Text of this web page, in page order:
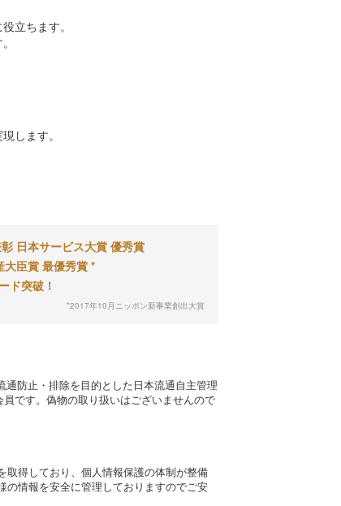
立ちます。
します。
日本サービス大賞 優秀賞
大臣賞 最優秀賞 *
ド突破！
*2017年10月ニッポン新事業創出大賞
通防止・排除を目的とした日本流通自主管理
です。偽物の取り扱いはございませんので
取得しており、個人情報保護の体制が整備
の情報を安全に管理しておりますのでご安